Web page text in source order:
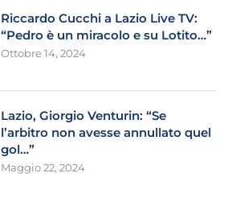
Riccardo Cucchi a Lazio Live TV:
“Pedro è un miracolo e su Lotito…”
Ottobre 14, 2024
Lazio, Giorgio Venturin: “Se
l’arbitro non avesse annullato quel
gol…”
Maggio 22, 2024